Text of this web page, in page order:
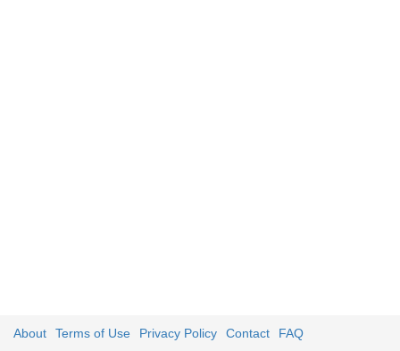
About Terms of Use Privacy Policy Contact FAQ